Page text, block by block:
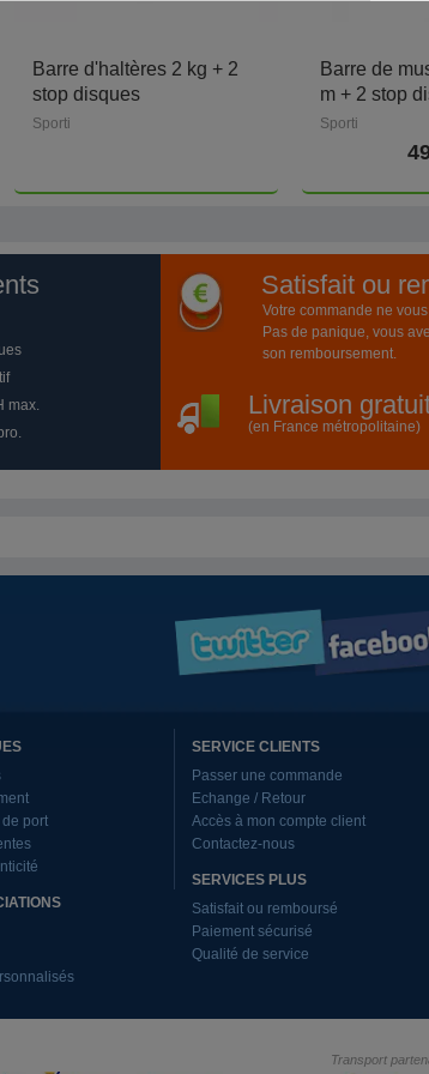
Barre d'haltères 2 kg + 2
stop disques
Sporti
Barre de
m + 2 stop
Sporti
max.
Satisfait ou
Votre commande ne
Pas de panique, vous
son remboursement.
Livraison
(en France métropolitaine)
port
SERVICE CLIENTS
Passer une commande
Echange / Retour
Accès à mon compte client
Contactez-nous
SERVICES PLUS
Satisfait ou remboursé
Paiement sécurisé
Qualité de service
Transport